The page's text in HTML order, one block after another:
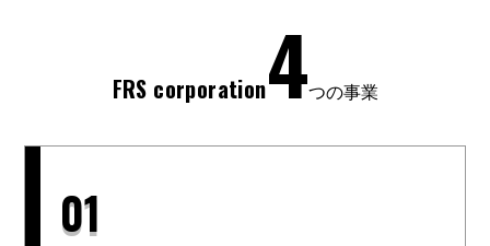
FRS corporation4つの事業
01